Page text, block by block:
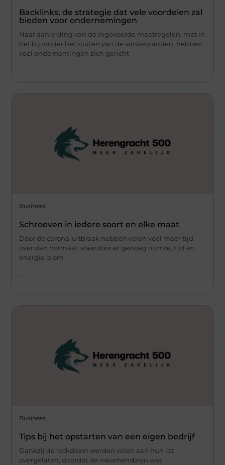
Backlinks; de strategie dat vele voordelen zal
bieden voor ondernemingen
Naar aanleiding van de ingevoerde maatregelen, met in
het bijzonder het sluiten van de winkelpanden, hebben
veel ondernemingen zich gericht
Business
Schroeven in iedere soort en elke maat
Door de corona-uitbraak hebben velen veel meer tijd
over dan normaal, waardoor er genoeg ruimte, tijd en
energie is om
...
Business
Tips bij het opstarten van een eigen bedrijf
Dankzij de lockdown werden velen aan hun lot
overgelaten, doordat de inkomensbron was